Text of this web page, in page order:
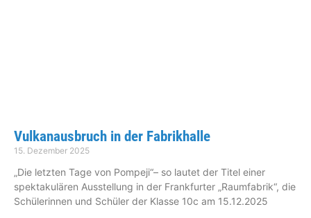
Vulkanausbruch in der Fabrikhalle
15. Dezember 2025
„Die letzten Tage von Pompeji“– so lautet der Titel einer
spektakulären Ausstellung in der Frankfurter „Raumfabrik“, die
Schülerinnen und Schüler der Klasse 10c am 15.12.2025